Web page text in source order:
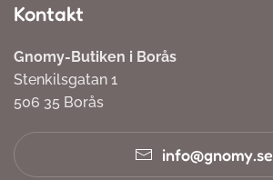
Kontakt
Gnomy-Butiken i Borås
Stenkilsgatan 1
506 35 Borås
info@gnomy.se